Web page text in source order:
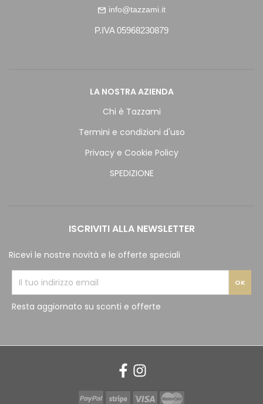
info@tazzami.it
P.IVA 05968230879
LA NOSTRA AZIENDA
Chi è Tazzami
Termini e condizioni d'uso
Privacy e Cookie Policy
SPEDIZIONE
ISCRIVITI ALLA NEWSLETTER
Ricevi le nostre novità e le offerte speciali
Resta aggiornato su sconti e offerte